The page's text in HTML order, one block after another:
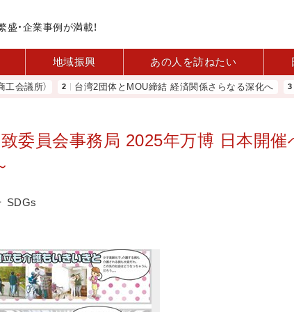
・企業事例が満載！
地域振興 あの人を訪ねたい
） 台湾2団体とMOU締結 経済関係さらなる深化へ 中小
委員会事務局 2025年万博 日本開
SDGs